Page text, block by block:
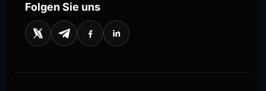
Folgen Sie uns